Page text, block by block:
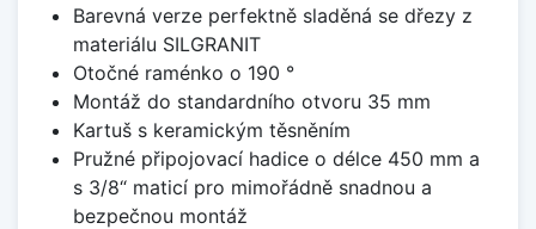
Barevná verze perfektně sladěná se dřezy z
materiálu SILGRANIT
Otočné raménko o 190 °
Montáž do standardního otvoru 35 mm
Kartuš s keramickým těsněním
Pružné připojovací hadice o délce 450 mm a
s 3/8“ maticí pro mimořádně snadnou a
bezpečnou montáž